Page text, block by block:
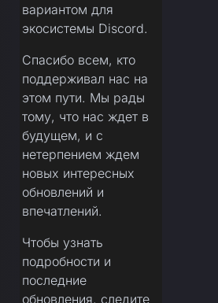
вариантом для
экосистемы Discord.
Спасибо всем, кто
поддерживал нас на
этом пути. Мы рады
тому, что нас ждет в
будущем, и с
нетерпением ждем
новых интересных
обновлений и
впечатлений.
Чтобы узнать
подробности и
последние
обновления, следите